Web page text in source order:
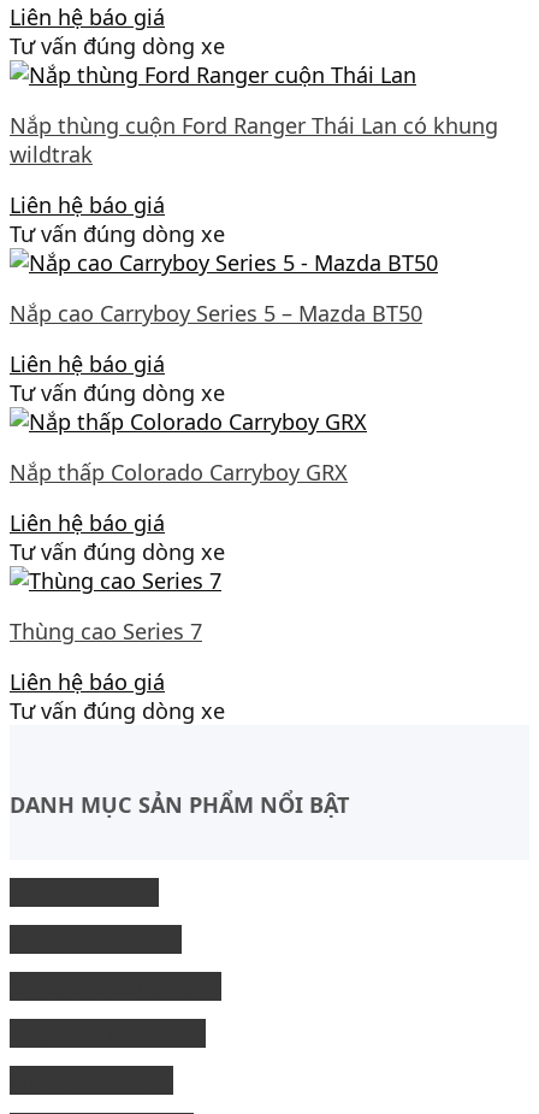
Liên hệ báo giá
Tư vấn đúng dòng xe
Nắp thùng cuộn Ford Ranger Thái Lan có khung
wildtrak
Liên hệ báo giá
Tư vấn đúng dòng xe
Nắp cao Carryboy Series 5 – Mazda BT50
Liên hệ báo giá
Tư vấn đúng dòng xe
Nắp thấp Colorado Carryboy GRX
Liên hệ báo giá
Tư vấn đúng dòng xe
Thùng cao Series 7
Liên hệ báo giá
Tư vấn đúng dòng xe
DANH MỤC SẢN PHẨM NỔI BẬT